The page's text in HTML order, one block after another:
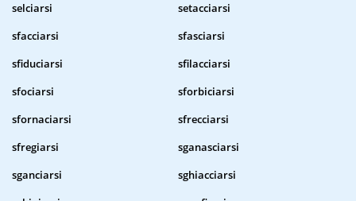
selciarsi
setacciarsi
sfacciarsi
sfasciarsi
sfiduciarsi
sfilacciarsi
sfociarsi
sforbiciarsi
sfornaciarsi
sfrecciarsi
sfregiarsi
sganasciarsi
sganciarsi
sghiacciarsi